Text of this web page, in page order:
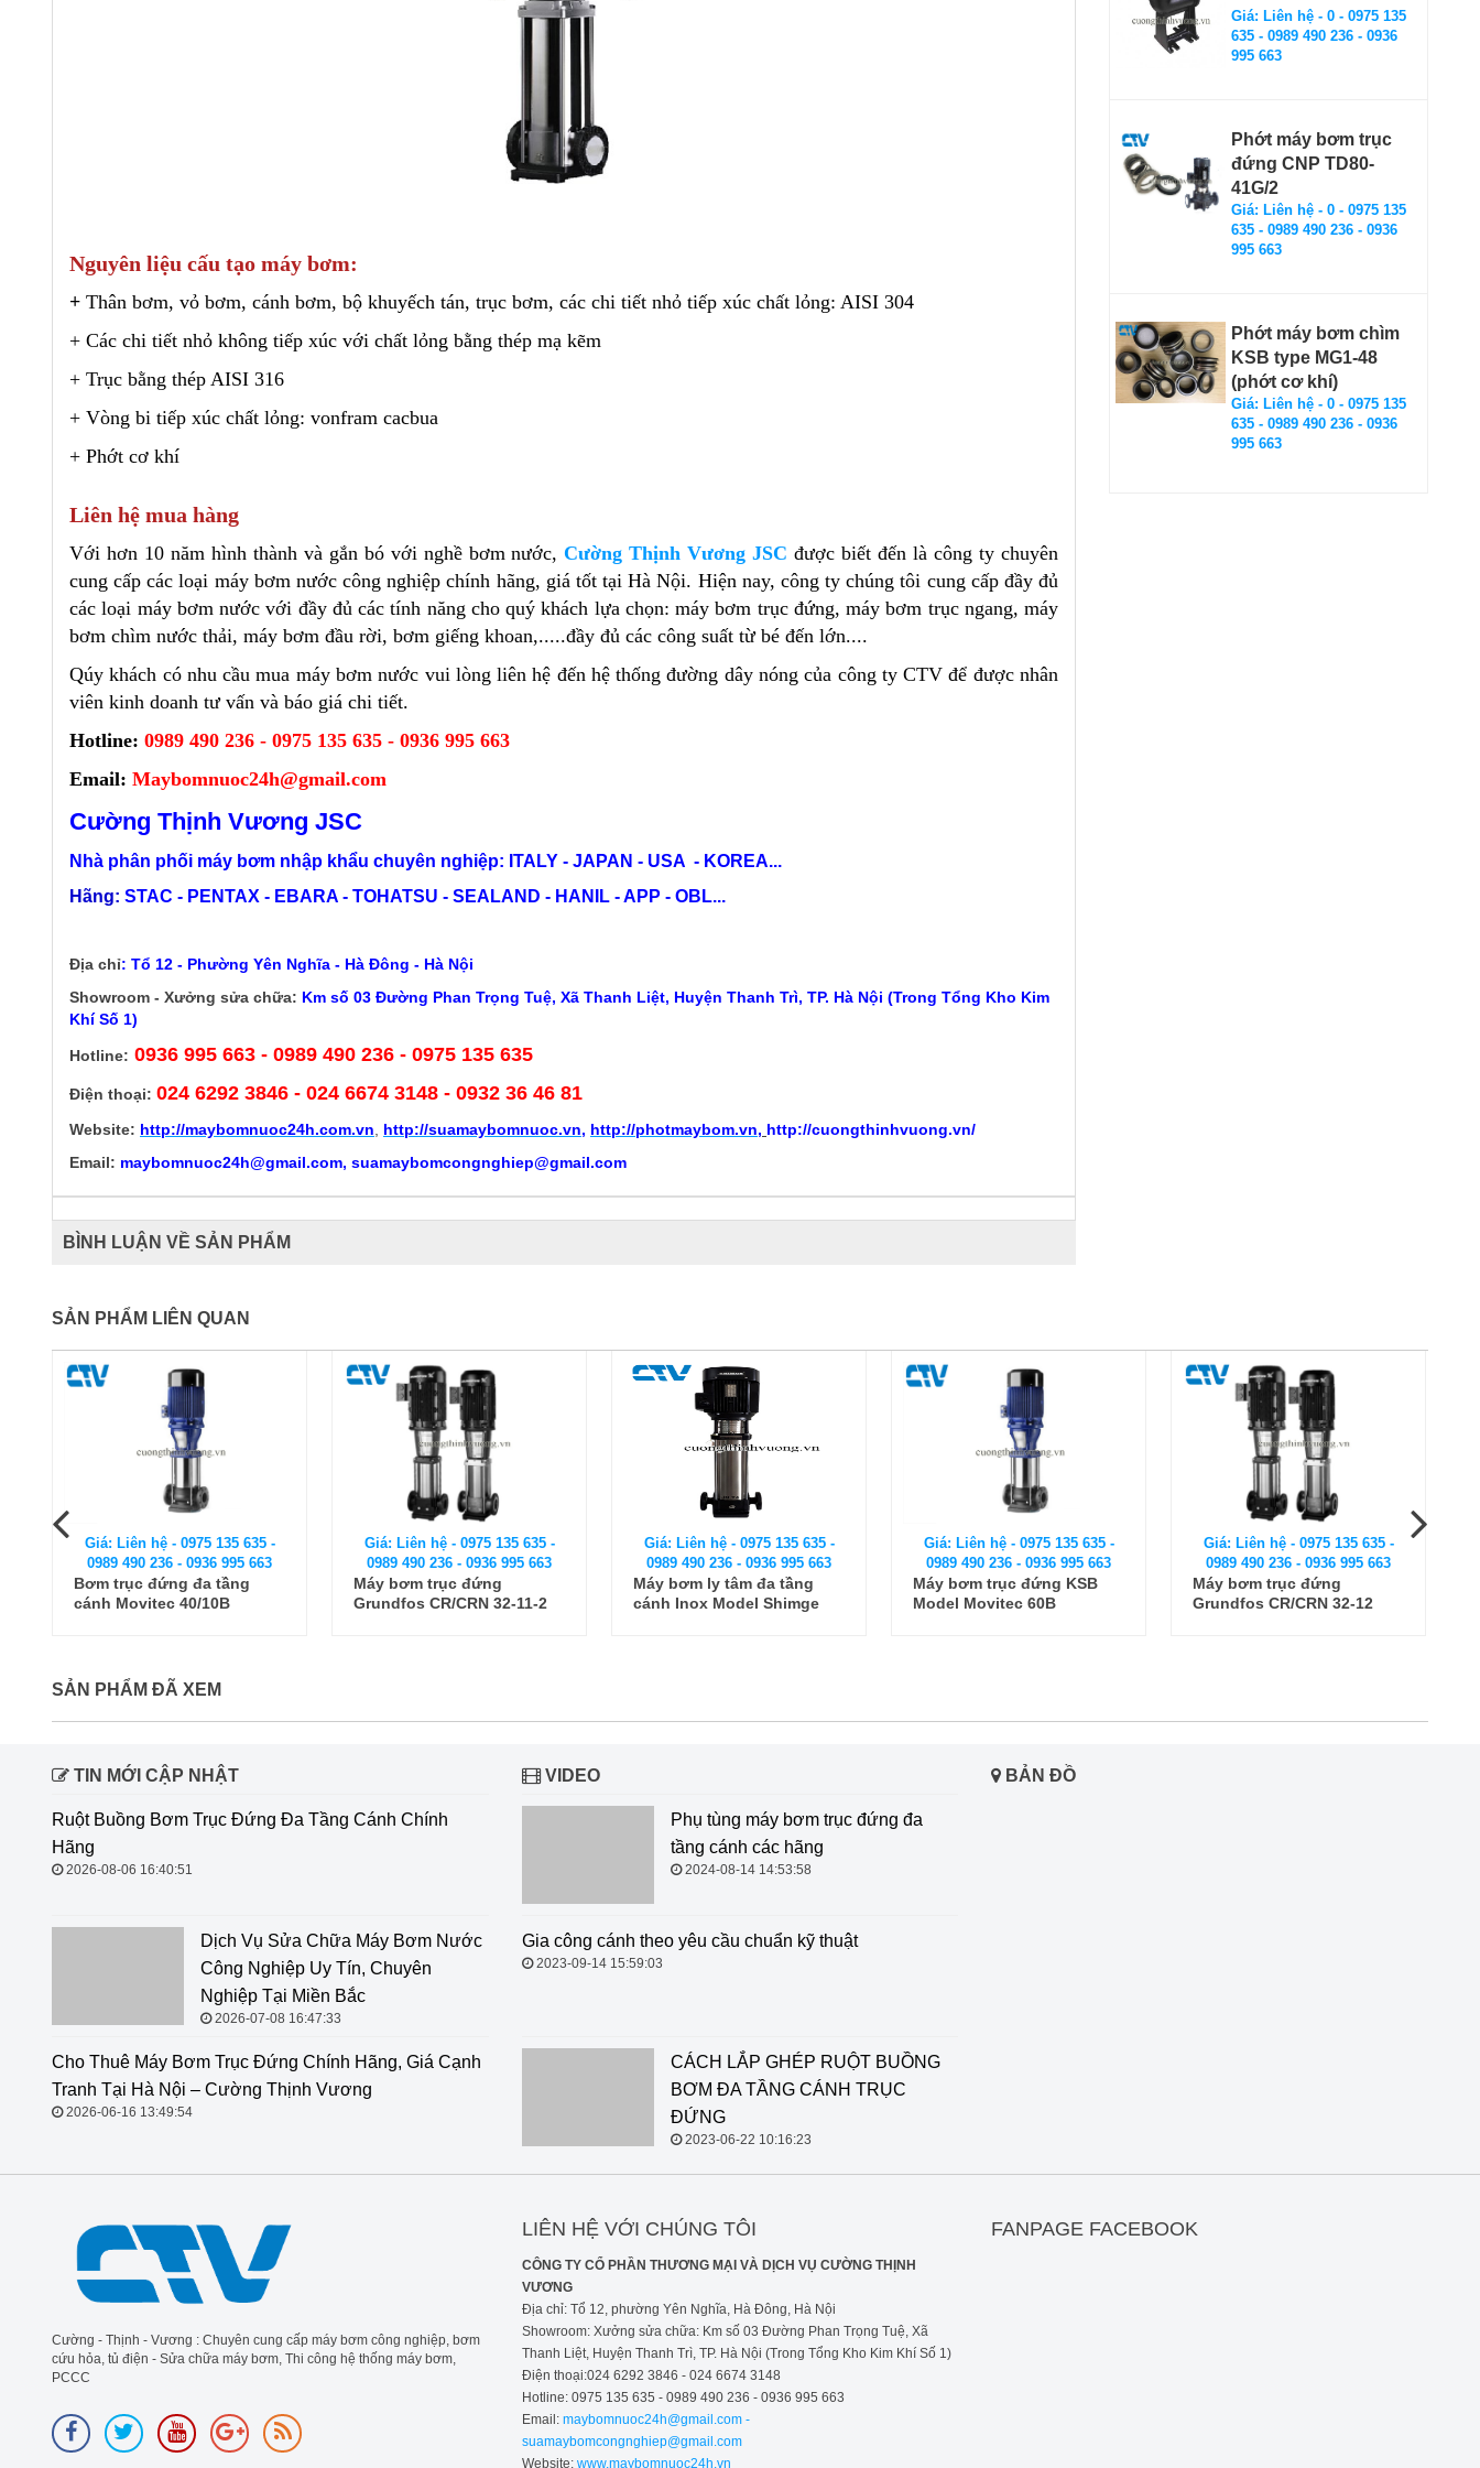
Nguyên liệu cấu tạo máy bơm:
+ Thân bơm, vỏ bơm, cánh bơm, bộ khuyếch tán, trục bơm, các chi tiết nhỏ tiếp xúc chất lỏng: AISI 304
+ Các chi tiết nhỏ không tiếp xúc với chất lỏng bằng thép mạ kẽm
+ Trục bằng thép AISI 316
+ Vòng bi tiếp xúc chất lỏng: vonfram cacbua
+ Phớt cơ khí
Liên hệ mua hàng
Với hơn 10 năm hình thành và gắn bó với nghề bơm nước, Cường Thịnh Vương JSC được biết đến là công ty chuyên
cung cấp các loại máy bơm nước công nghiệp chính hãng, giá tốt tại Hà Nội. Hiện nay, công ty chúng tôi cung cấp đầy đủ
các loại máy bơm nước với đầy đủ các tính năng cho quý khách lựa chọn: máy bơm trục đứng, máy bơm trục ngang, máy
bơm chìm nước thải, máy bơm đầu rời, bơm giếng khoan,.....đầy đủ các công suất từ bé đến lớn....
Qúy khách có nhu cầu mua máy bơm nước vui lòng liên hệ đến hệ thống đường dây nóng của công ty CTV để được nhân
viên kinh doanh tư vấn và báo giá chi tiết.
Hotline: 0989 490 236 - 0975 135 635 - 0936 995 663
Email: Maybomnuoc24h@gmail.com
Cường Thịnh Vương JSC
Nhà phân phối máy bơm nhập khẩu chuyên nghiệp: ITALY - JAPAN - USA - KOREA...
Hãng: STAC - PENTAX - EBARA - TOHATSU - SEALAND - HANIL - APP - OBL...
Địa chỉ: Tổ 12 - Phường Yên Nghĩa - Hà Đông - Hà Nội
Showroom - Xưởng sửa chữa: Km số 03 Đường Phan Trọng Tuệ, Xã Thanh Liệt, Huyện Thanh Trì, TP. Hà Nội (Trong Tổng Kho Kim
Khí Số 1)
Hotline: 0936 995 663 - 0989 490 236 - 0975 135 635
Điện thoại: 024 6292 3846 - 024 6674 3148 - 0932 36 46 81
Website: http://maybomnuoc24h.com.vn http://suamaybomnuoc.vn, http://photmaybom.vn, http://cuongthinhvuong.vn/
Email: maybomnuoc24h@gmail.com, suamaybomcongnghiep@gmail.com
BÌNH LUẬN VỀ SẢN PHẨM
Giá: Liên hệ - 0 - 0975 135
635 - 0989 490 236 - 0936
995 663
Phớt máy bơm trục
đứng CNP TD80-
41G/2
Giá: Liên hệ - 0 - 0975 135
635 - 0989 490 236 - 0936
995 663
Phớt máy bơm chìm
KSB type MG1-48
(phớt cơ khí)
Giá: Liên hệ - 0 - 0975 135
635 - 0989 490 236 - 0936
995 663
SẢN PHẨM LIÊN QUAN
Giá: Liên hệ - 0975 135 635 -
0989 490 236 - 0936 995 663
Máy bơm trục đứng
Grundfos CR/CRN 32-11-2
Giá: Liên hệ - 0975 135 635 -
0989 490 236 - 0936 995 663
Máy bơm ly tâm đa tầng
cánh Inox Model Shimge
Giá: Liên hệ - 0975 135 635 -
0989 490 236 - 0936 995 663
Máy bơm trục đứng KSB
Model Movitec 60B
Giá: Liên hệ - 0975 135 635 -
0989 490 236 - 0936 995 663
Máy bơm trục đứng
Grundfos CR/CRN 32-12
Giá: Liên hệ - 0975 135 635 -
0989 490 236 - 0936 995 663
Máy bơm ly tâm đa tầng
cánh Inox Model Shimge
SẢN PHẨM ĐÃ XEM
TIN MỚI CẬP NHẬT
Ruột Buồng Bơm Trục Đứng Đa
Dịch Vụ Sửa Chữa Máy Bơm Nước Công Nghiệp Uy
Tín, Chuyên Nghiệp Tại Miền Bắc
Cho Thuê Máy Bơm Trục Đứng
Chính Hãng, Giá Cạnh Tranh Tại Hà
VIDEO
Phụ tùng máy bơm trục đứng đa
tầng cánh các hãng
2024-08-14 14:53:58
Gia công cánh theo yêu cầu chuẩn
CÁCH LẮP GHÉP RUỘT BUỒNG
BƠM ĐA TẦNG CÁNH TRỤC
ĐỨNG
BẢN ĐỒ
Cường - Thịnh - Vương : Chuyên cung cấp máy bơm công nghiệp, bơm
cứu hỏa, tủ điện - Sửa chữa máy bơm, Thi công hệ thống máy bơm,
PCCC
LIÊN HỆ VỚI CHÚNG TÔI
CÔNG TY CỔ PHẦN THƯƠNG MẠI VÀ DỊCH VỤ CƯỜNG THỊNH
VƯƠNG
Địa chỉ: Tổ 12, phường Yên Nghĩa, Hà Đông, Hà Nội
Showroom: Xưởng sửa chữa: Km số 03 Đường Phan Trọng Tuệ, Xã
Thanh Liệt, Huyện Thanh Trì, TP. Hà Nội (Trong Tổng Kho Kim Khí Số 1)
Điện thoại:024 6292 3846 - 024 6674 3148
Hotline: 0975 135 635 - 0989 490 236 - 0936 995 663
Email: maybomnuoc24h@gmail.com -
suamaybomcongnghiep@gmail.com
Website:www.maybomnuoc24h.vn
FANPAGE FACEBOOK